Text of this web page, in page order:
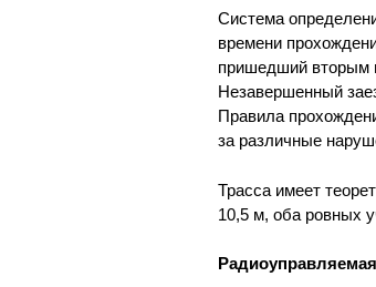
Система
времени
пришедший вторым
Незавершенный
Правила
за различные
Трасса имеет
10,5 м, оба ровных